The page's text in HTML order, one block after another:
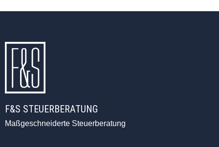
F&S STEUERBERATUNG
Maßgeschneiderte Steuerberatung